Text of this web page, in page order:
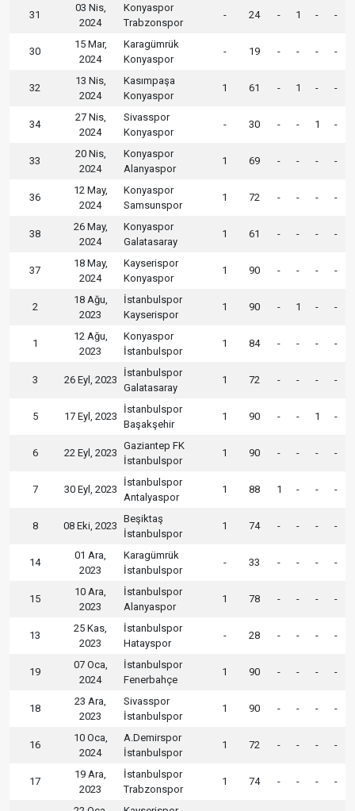
31
03 Nis,
2024
Konyaspor
Trabzonspor
- 24 - 1 - -
30
15 Mar,
2024
Karagümrük
Konyaspor
- 19 - - - -
32
13 Nis,
2024
Kasımpaşa
Konyaspor
1 61 - 1 - -
34
27 Nis,
2024
Sivasspor
Konyaspor
- 30 - - 1 -
33
20 Nis,
2024
Konyaspor
Alanyaspor
1 69 - - - -
36
12 May,
2024
Konyaspor
Samsunspor
1 72 - - - -
38
26 May,
2024
Konyaspor
Galatasaray
1 61 - - - -
37
18 May,
2024
Kayserispor
Konyaspor
1 90 - - - -
2
18 Ağu,
2023
İstanbulspor
Kayserispor
1 90 - 1 - -
1
12 Ağu,
2023
Konyaspor
İstanbulspor
1 84 - - - -
3 26 Eyl, 2023
İstanbulspor
Galatasaray
1 72 - - - -
5 17 Eyl, 2023
İstanbulspor
Başakşehir
1 90 - - 1 -
6 22 Eyl, 2023
Gaziantep FK
İstanbulspor
1 90 - - - -
7 30 Eyl, 2023
İstanbulspor
Antalyaspor
1 88 1 - - -
8 08 Eki, 2023
Beşiktaş
İstanbulspor
1 74 - - - -
14
01 Ara,
2023
Karagümrük
İstanbulspor
- 33 - - - -
15
10 Ara,
2023
İstanbulspor
Alanyaspor
1 78 - - - -
13
25 Kas,
2023
İstanbulspor
Hatayspor
- 28 - - - -
19
07 Oca,
2024
İstanbulspor
Fenerbahçe
1 90 - - - -
18
23 Ara,
2023
Sivasspor
İstanbulspor
1 90 - - - -
16
10 Oca,
2024
A.Demirspor
İstanbulspor
1 72 - - - -
17
19 Ara,
2023
İstanbulspor
Trabzonspor
1 74 - - - -